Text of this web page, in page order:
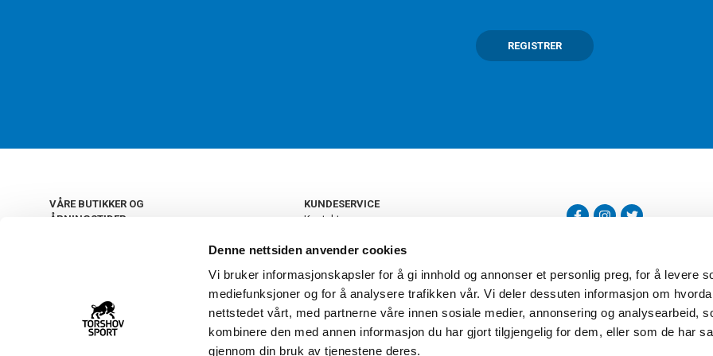
Denne nettsiden anvender cookies
Vi bruker informasjonskapsler for å gi innhold og annonser et personlig preg, for å levere
mediefunksjoner og for å analysere trafikken vår. Vi deler dessuten informasjon om
nettstedet vårt, med partnerne våre innen sosiale medier, annonsering og analysearbeid,
kombinere den med annen informasjon du har gjort tilgjengelig for dem, eller som de har
gjennom din bruk av tjenestene deres.
REGISTRER
VÅRE BUTIKKER OG
ÅPNINGSTIDER
22 09 20 20
KUNDESERVICE
Kontakt oss
Retur og bytte
Personvern
Frakt og levering
Ledige stillinger
FAQ - Ofte stilte spørsmål
Åpenhetsloven
Torshov Sport har over 90 års
klubbhandel. Torshov Sport har
Drammen, Sandvika Storsenter